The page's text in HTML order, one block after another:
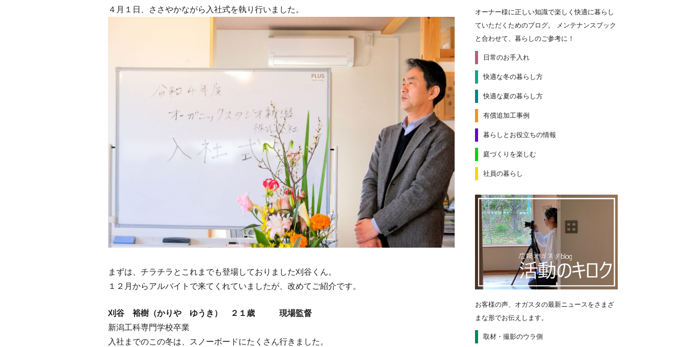
４月１日、ささやかながら入社式を執り行いました。
まずは、チラチラとこれまでも登場しておりました刈谷くん。
１２月からアルバイトで来てくれていましたが、改めてご紹介です。
刈谷 裕樹（かりや ゆうき） ２１歳 現場監督
新潟工科専門学校卒業
入社までのこの冬は、スノーボードにたくさん行きました。
オーナー様に正しい知識で楽しく快適に暮らし
ていただくためのブログ。
メンテナンスブック
と合わせて、暮らしのご参考に！
日常のお手入れ
快適な冬の暮らし方
快適な夏の暮らし方
有償追加工事例
暮らしとお役立ちの情報
庭づくりを楽しむ
社員の暮らし
お客様の声、オガスタの最新ニュースをさまざ
まな形でお伝えします。
取材・撮影のウラ側